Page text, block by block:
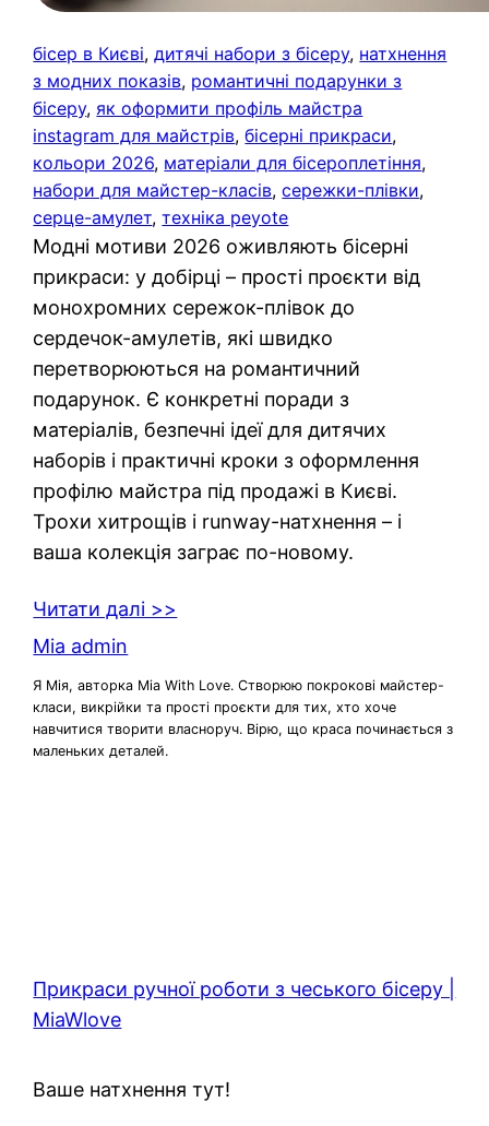
бісер в Києві, дитячі набори з бісеру, натхнення
з модних показів, романтичні подарунки з
бісеру, як оформити профіль майстра
instagram для майстрів, бісерні прикраси
кольори 2026, матеріали для бісероплетіння
набори для майстер-класів, сережки-плівки
серце-амулет, техніка peyote
Модні мотиви 2026 оживляють бісерні
прикраси: у добірці – прості проєкти від
монохромних сережок-плівок до
сердечок-амулетів, які швидко
перетворюються на романтичний
подарунок. Є конкретні поради з
матеріалів, безпечні ідеї для дитячих
наборів і практичні кроки з оформлення
профілю майстра під продажі в Києві.
Трохи хитрощів і runway-натхнення – і
ваша колекція заграє по-новому.
Читати далі >>
Mia admin
Я Мія, авторка Mia With Love. Створюю покрокові майстер-
класи, викрійки та прості проєкти для тих, хто хоче
навчитися творити власноруч. Вірю, що краса починається з
маленьких деталей.
Прикраси ручної роботи з чеського бісеру |
MiaWlove
Ваше натхнення тут!